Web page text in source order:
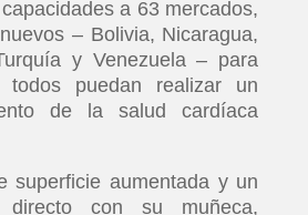
a 63 mercados,
– Bolivia, Nicaragua,
y Venezuela – para
todos puedan realizar un
de la salud cardíaca
superficie aumentada y un
directo con su muñeca,